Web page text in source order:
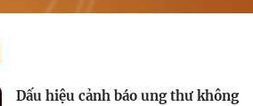
Dấu hiệu cảnh báo ung thư không